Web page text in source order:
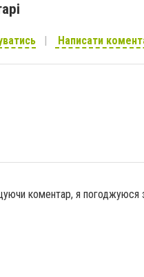
Написати
коментар, я погоджуюся